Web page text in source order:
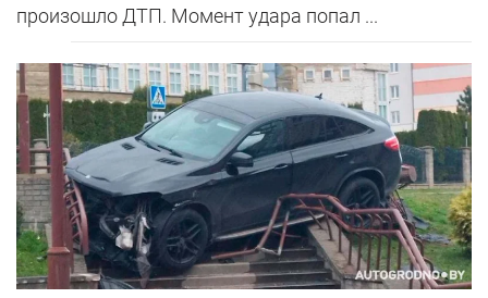
произошло ДТП. Момент удара попал ...